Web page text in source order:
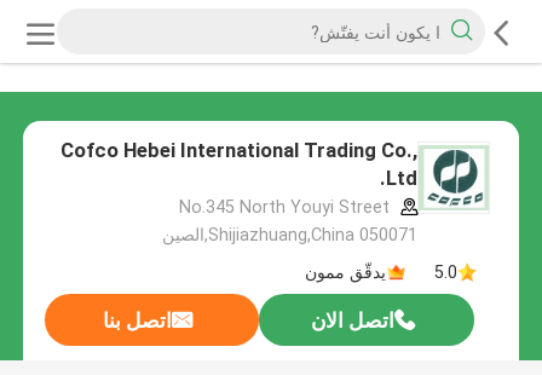
Cofco Hebei International Trading Co.,
Ltd.
No.345 North Youyi Street
Shijiazhuang,China 050071,الصين
5.0
يدقّق ممون
اتصل الان اتصل بنا